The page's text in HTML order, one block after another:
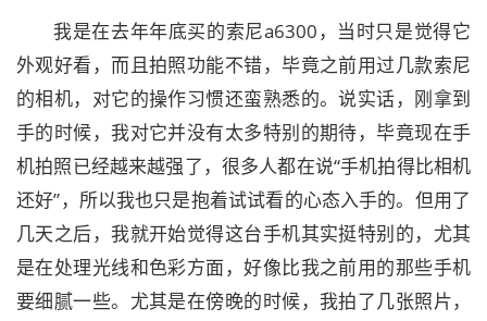
我是在去年年底买的索尼a6300，当时只是觉得它
外观好看，而且拍照功能不错，毕竟之前用过几款索尼
的相机，对它的操作习惯还蛮熟悉的。说实话，刚拿到
手的时候，我对它并没有太多特别的期待，毕竟现在手
机拍照已经越来越强了，很多人都在说“手机拍得比相机
还好”，所以我也只是抱着试试看的心态入手的。但用了
几天之后，我就开始觉得这台手机其实挺特别的，尤其
是在处理光线和色彩方面，好像比我之前用的那些手机
要细腻一些。尤其是在傍晚的时候，我拍了几张照片，